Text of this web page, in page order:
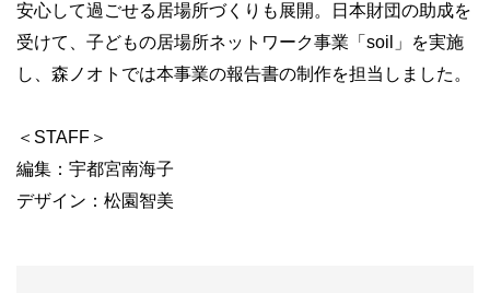
安心して過ごせる居場所づくりも展開。日本財団の助成を
受けて、子どもの居場所ネットワーク事業「soil」を実施
し、森ノオトでは本事業の報告書の制作を担当しました。
＜STAFF＞
編集：宇都宮南海子
デザイン：松園智美